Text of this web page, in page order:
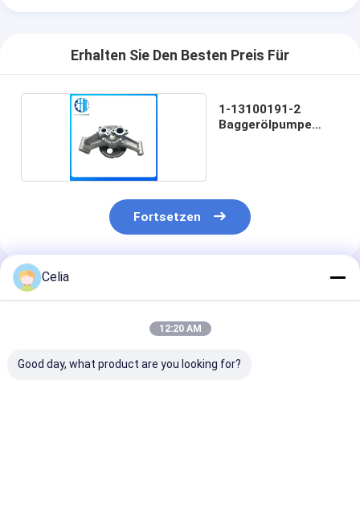
Erhalten Sie Den Besten Preis Für
1-13100191-2
Baggerölpumpe
Fortsetzen
Empfohlene Produkte
Celia
12:20 AM
Good day, what product are you looking for?